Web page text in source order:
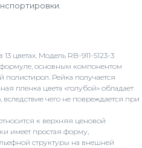
цветах. Модель RB-911-5123-3
основным компонентом
Рейка получается
пленка цвета «голубой» обладает
чего не повреждается при
к верхняя ценовой
имеет простая форму,
структуры на внешней